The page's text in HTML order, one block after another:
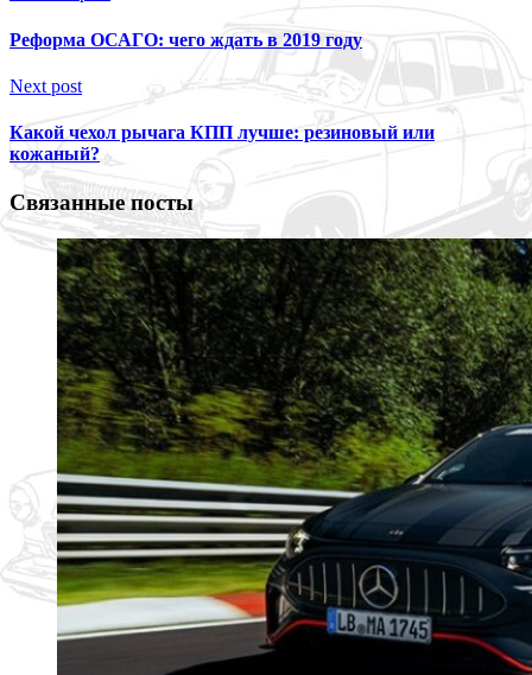
Реформа ОСАГО: чего ждать в 2019 году
Next post
Какой чехол рычага КПП лучше: резиновый или
кожаный?
Связанные посты